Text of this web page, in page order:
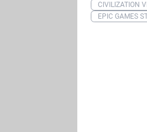
CIVILIZATION
EPIC GAMES